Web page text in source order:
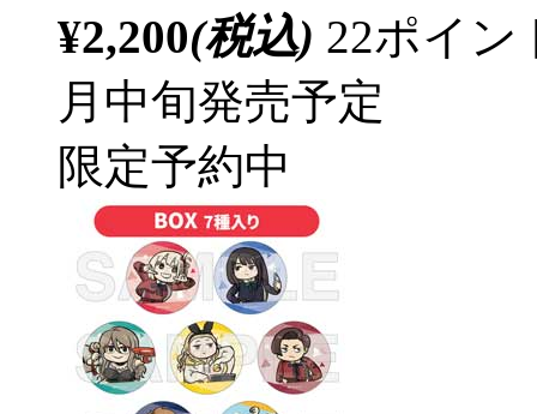
¥2,200(税込) 22ポイ
月中旬発売予定
限定予約中